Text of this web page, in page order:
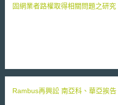
融服務包含： •掛牌的澳洲證券； •簡易管理的投資架構； •存款產品； •某
須了解特定領域之先前技術，因應此需
AI工具撰寫之內容建議仍須雙重確認內
及仿冒產品，有鑒於現今網站及社群媒
固網業者路權取得相關問題之研究
Rambus再興訟 南亞科、華亞挨告